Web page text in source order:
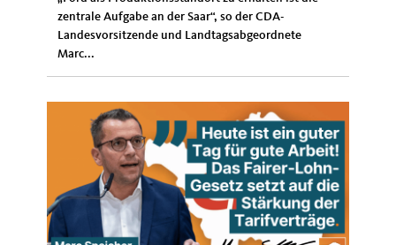
zentrale Aufgabe an der Saar“, so der CDA-
Landesvorsitzende und Landtagsabgeordnete
Marc...